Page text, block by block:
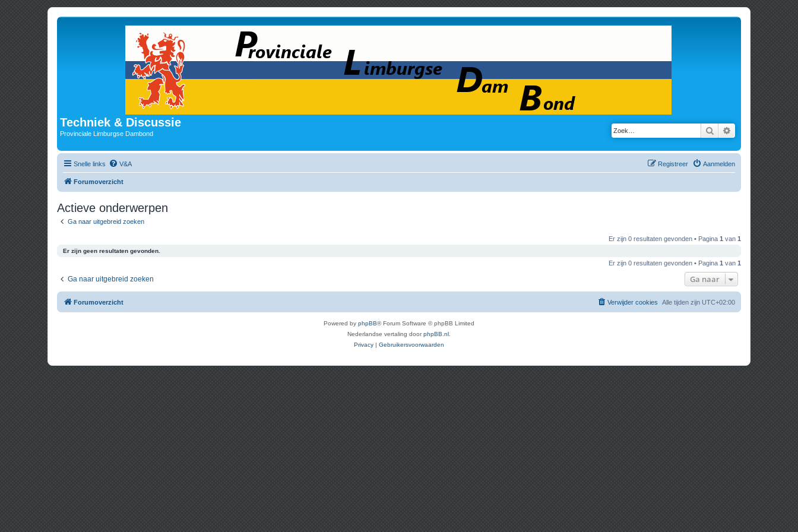
Techniek & Discussie
Provinciale Limburgse Dambond Zoek Uitgebreid zoeken
Snelle links V&A Aanmelden
Registreer
Forumoverzicht
Actieve onderwerpen
Ga naar uitgebreid zoeken
Er zijn 0 resultaten gevonden • Pagina 1 van 1
Er zijn geen resultaten gevonden.
Er zijn 0 resultaten gevonden • Pagina 1 van 1
Ga naar uitgebreid zoeken Ga naar
Forumoverzicht Alle tijden zijn UTC+02:00
Verwijder cookies
Powered by phpBB® Forum Software © phpBB Limited
Nederlandse vertaling doorphpBB.nl
Privacy | Gebruikersvoorwaarden